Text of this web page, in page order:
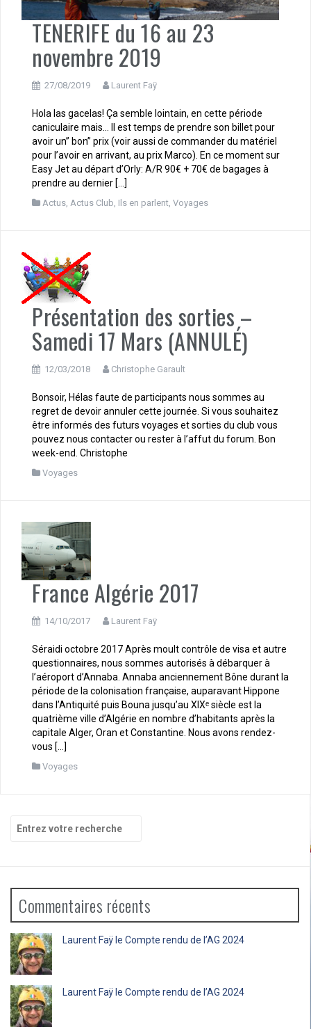
TENERIFE du 16 au 23
novembre 2019
27/08/2019 Laurent Faÿ
Hola las gacelas! Ça semble lointain, en cette période
caniculaire mais… Il est temps de prendre son billet pour
avoir un” bon” prix (voir aussi de commander du matériel
pour l’avoir en arrivant, au prix Marco). En ce moment sur
Easy Jet au départ d’Orly: A/R 90€ + 70€ de bagages à
prendre au dernier […]
Actus, Actus Club, Ils en parlent, Voyages
Présentation des sorties –
Samedi 17 Mars (ANNULÉ)
12/03/2018 Christophe Garault
Bonsoir, Hélas faute de participants nous sommes au
regret de devoir annuler cette journée. Si vous souhaitez
être informés des futurs voyages et sorties du club vous
pouvez nous contacter ou rester à l’affut du forum. Bon
week-end. Christophe
Voyages
France Algérie 2017
14/10/2017 Laurent Faÿ
Séraidi octobre 2017 Après moult contrôle de visa et autre
questionnaires, nous sommes autorisés à débarquer à
l’aéroport d’Annaba. Annaba anciennement Bône durant la
période de la colonisation française, auparavant Hippone
dans l’Antiquité puis Bouna jusqu’au XIXᵉ siècle est la
quatrième ville d’Algérie en nombre d’habitants après la
capitale Alger, Oran et Constantine. Nous avons rendez-
vous […]
Voyages
Recherche
pour
Commentaires récents
Laurent Faÿ le Compte rendu de l’AG 2024
Laurent Faÿ le Compte rendu de l’AG 2024